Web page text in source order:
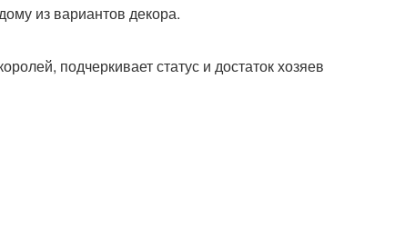
из вариантов декора.
подчеркивает статус и достаток хозяев